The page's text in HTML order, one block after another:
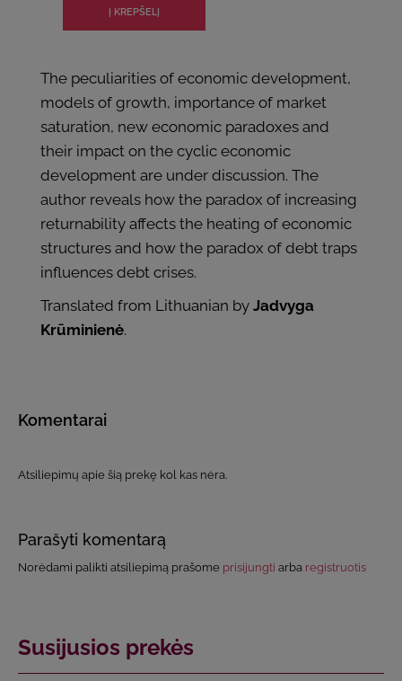
The peculiarities of economic development,
models of growth, importance of market
saturation, new economic paradoxes and
their impact on the cyclic economic
development are under discussion. The
author reveals how the paradox of increasing
returnability affects the heating of economic
structures and how the paradox of debt traps
influences debt crises.
Translated from Lithuanian by Jadvyga
Krūminienė.
Komentarai
Atsiliepimų apie šią prekę kol kas nėra.
Parašyti komentarą
Norėdami palikti atsiliepimą prašome prisijungti arba registruotis
Susijusios prekės